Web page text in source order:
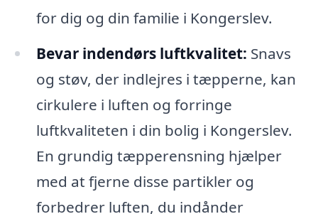
for dig og din familie i Kongerslev.
Bevar indendørs luftkvalitet: Snavs
og støv, der indlejres i tæpperne, kan
cirkulere i luften og forringe
luftkvaliteten i din bolig i Kongerslev.
En grundig tæpperensning hjælper
med at fjerne disse partikler og
forbedrer luften, du indånder